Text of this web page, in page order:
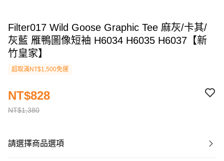
Filter017 Wild Goose Graphic Tee 麻灰/卡其/
灰藍 雁鴨圖像短袖 H6034 H6035 H6037【新
竹皇家】
超取滿NT$1,500免運
NT$1,380
NT$828
請選擇商品選項